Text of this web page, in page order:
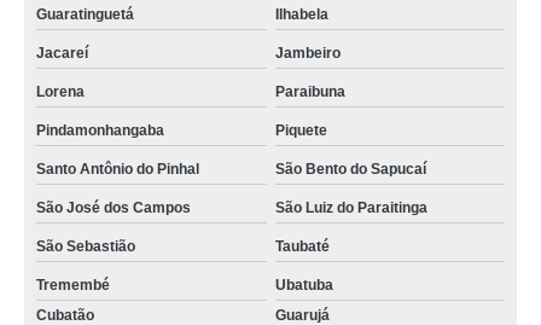
Guaratinguetá Ilhabela
Jacareí Jambeiro
Lorena Paraibuna
Pindamonhangaba Piquete
Santo Antônio do Pinhal São Bento do Sapucaí
São José dos Campos São Luiz do Paraitinga
São Sebastião Taubaté
Tremembé
Ubatuba
Cubatão
Guarujá